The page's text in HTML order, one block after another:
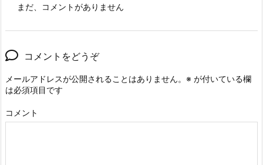
まだ、コメントがありません
コメントをどうぞ
メールアドレスが公開されることはありません。 ※ が付いている欄
は必須項目です
コメント